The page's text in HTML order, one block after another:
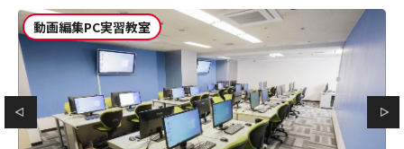
動画編集PC実習教室